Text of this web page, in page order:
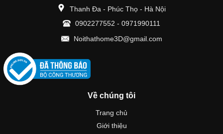
Thanh Đa - Phúc Thọ - Hà Nội
0902277552 - 0971990111
Noithathome3D@gmail.com
Về chúng tôi
Trang chủ
Giới thiệu